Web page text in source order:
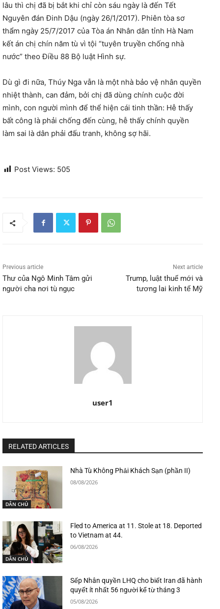
lâu thì chị đã bị bắt khi chỉ còn sáu ngày là đến Tết
Nguyên đán Đinh Dậu (ngày 26/1/2017). Phiên tòa sơ
thẩm ngày 25/7/2017 của Tòa án Nhân dân tỉnh Hà Nam
kết án chị chín năm tù vì tội “tuyên truyền chống nhà
nước” theo Điều 88 Bộ luật Hình sự.
Dù gì đi nữa, Thúy Nga vẫn là một nhà bảo vệ nhân quyền
nhiệt thành, can đảm, bởi chị đã dùng chính cuộc đời
mình, con người mình để thể hiện cái tinh thần: Hễ thấy
bất công là phải chống đến cùng, hễ thấy chính quyền
làm sai là dân phải đấu tranh, không sợ hãi.
Post Views: 505
Previous article
Thư của Ngô Minh Tâm gửi
người cha nơi tù ngục
Next article
Trump, luật thuế mới và
tương lai kinh tế Mỹ
user1
RELATED ARTICLES
DÂN CHỦ
Nhà Tù Không Phải Khách Sạn (phần II)
08/08/2026
DÂN CHỦ
Fled to America at 11. Stole at 18. Deported
to Vietnam at 44.
06/08/2026
Sếp Nhân quyền LHQ cho biết Iran đã hành
quyết ít nhất 56 người kể từ tháng 3
05/08/2026